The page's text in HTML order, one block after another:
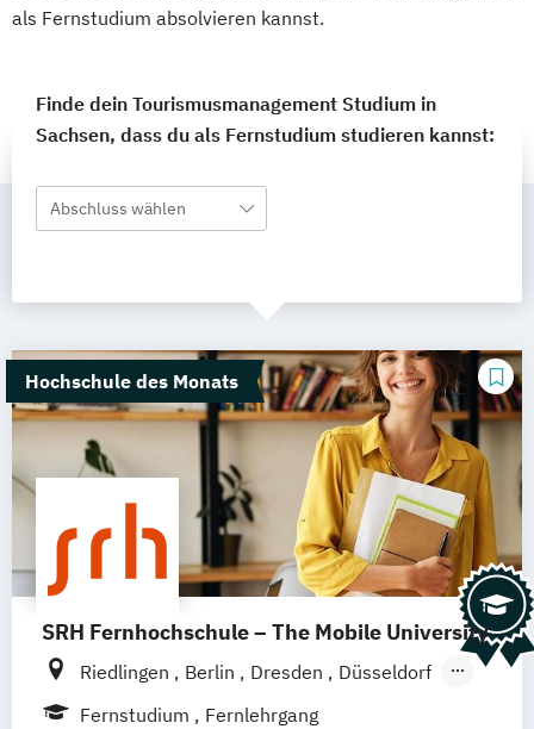
als Fernstudium absolvieren kannst.
Finde dein Tourismusmanagement Studium in
Sachsen, dass du als Fernstudium studieren kannst:
Abschluss wählen
Hochschule des Monats
SRH Fernhochschule – The Mobile University
Riedlingen Berlin Dresden
Düsseldorf
Hamburg
Hannover Köln
Fernstudium
Fernlehrgang